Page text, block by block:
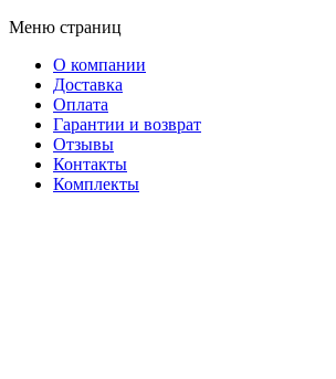
Меню страниц
О компании
Доставка
Оплата
Гарантии и возврат
Отзывы
Контакты
Комплекты